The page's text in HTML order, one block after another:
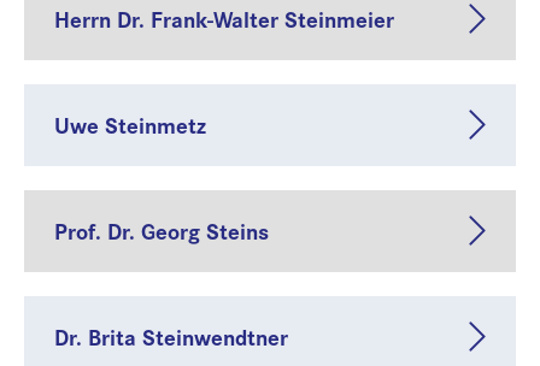
Herrn Dr. Frank-Walter Steinmeier
Uwe Steinmetz
Prof. Dr. Georg Steins
Dr. Brita Steinwendtner